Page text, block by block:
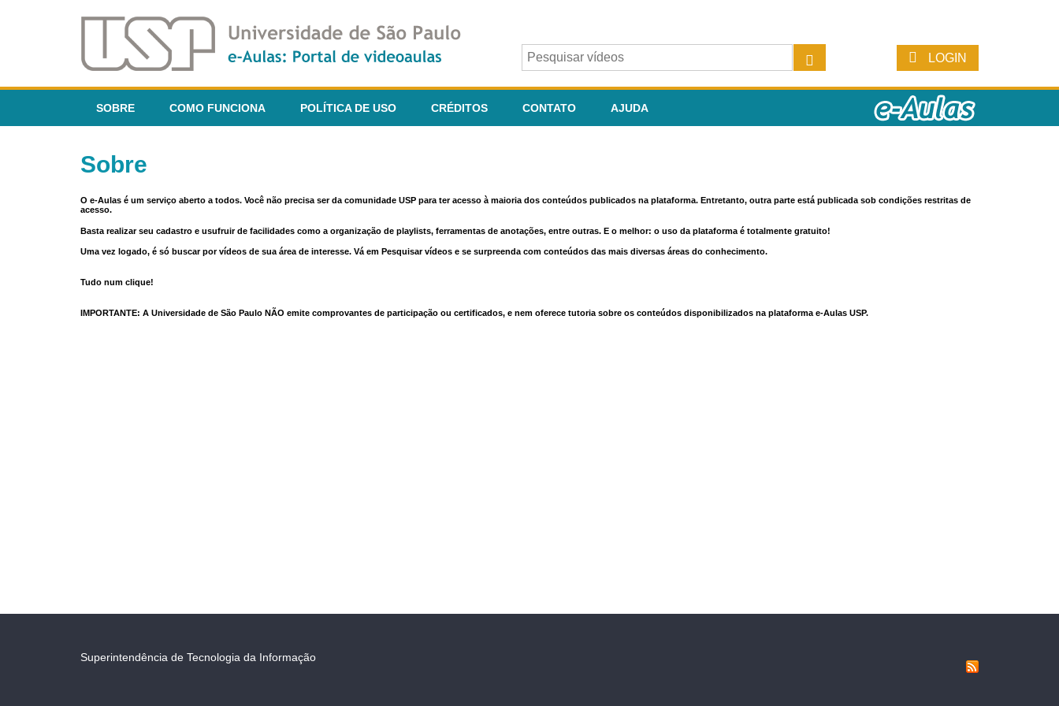
LOGIN
SOBRE COMO FUNCIONA POLÍTICA DE USO CRÉDITOS CONTATO AJUDA
Sobre
O e-Aulas é um serviço aberto a todos. Você não precisa ser da comunidade USP para ter acesso à maioria dos conteúdos publicados na plataforma. Entretanto, outra parte está publicada sob condições restritas de
acesso.
Basta realizar seu cadastro e usufruir de facilidades como a organização de playlists, ferramentas de anotações, entre outras. E o melhor: o uso da plataforma é totalmente gratuito!
Uma vez logado, é só buscar por vídeos de sua área de interesse. Vá em Pesquisar vídeos e se surpreenda com conteúdos das mais diversas áreas do conhecimento.
Tudo num clique!
IMPORTANTE: A Universidade de São Paulo NÃO emite comprovantes de participação ou certificados, e nem oferece tutoria sobre os conteúdos disponibilizados na plataforma e-Aulas USP.
Superintendência de Tecnologia da Informação